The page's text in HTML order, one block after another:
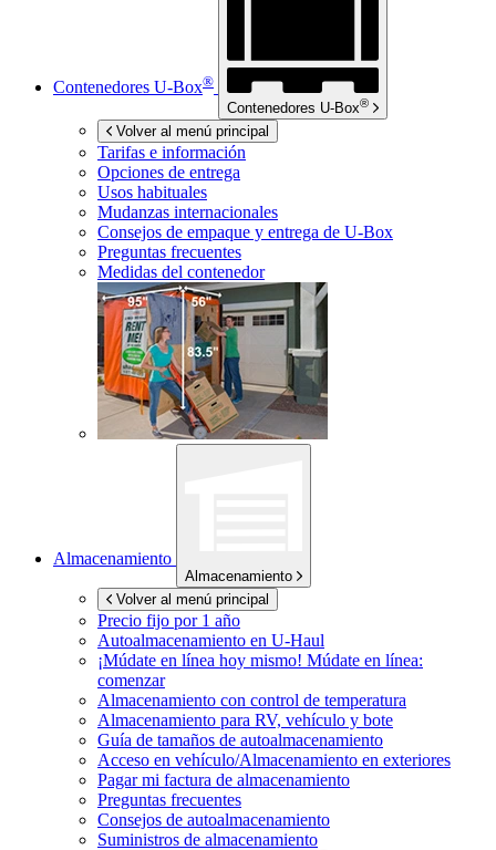
Contenedores U-Box®
Contenedores U-Box®
Volver al menú principal
Tarifas e información
Opciones de entrega
Usos habituales
Mudanzas internacionales
Consejos de empaque y entrega de U-Box
Preguntas frecuentes
Medidas del contenedor
Almacenamiento
Almacenamiento
Volver al menú principal
Precio fijo por 1 año
Autoalmacenamiento en U-Haul
¡Múdate en línea hoy mismo! Múdate en línea:
comenzar
Almacenamiento con control de temperatura
Almacenamiento para RV, vehículo y bote
Guía de tamaños de autoalmacenamiento
Acceso en vehículo/Almacenamiento en exteriores
Pagar mi factura de almacenamiento
Preguntas frecuentes
Consejos de autoalmacenamiento
Suministros de almacenamiento